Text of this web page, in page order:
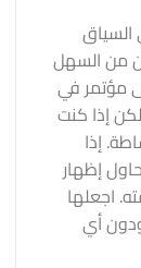
من السهل
مؤتمر في
إذا كنت
إذا
إظهار
اجعلها
أي